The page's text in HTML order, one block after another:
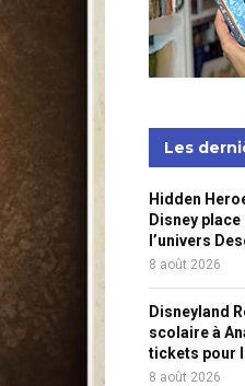
Les
Hidden
Disney
l’univers
8 août 2026
Disneyland
scolaire à
tickets pour
8 août 2026